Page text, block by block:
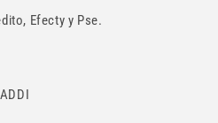
Efecty y Pse.